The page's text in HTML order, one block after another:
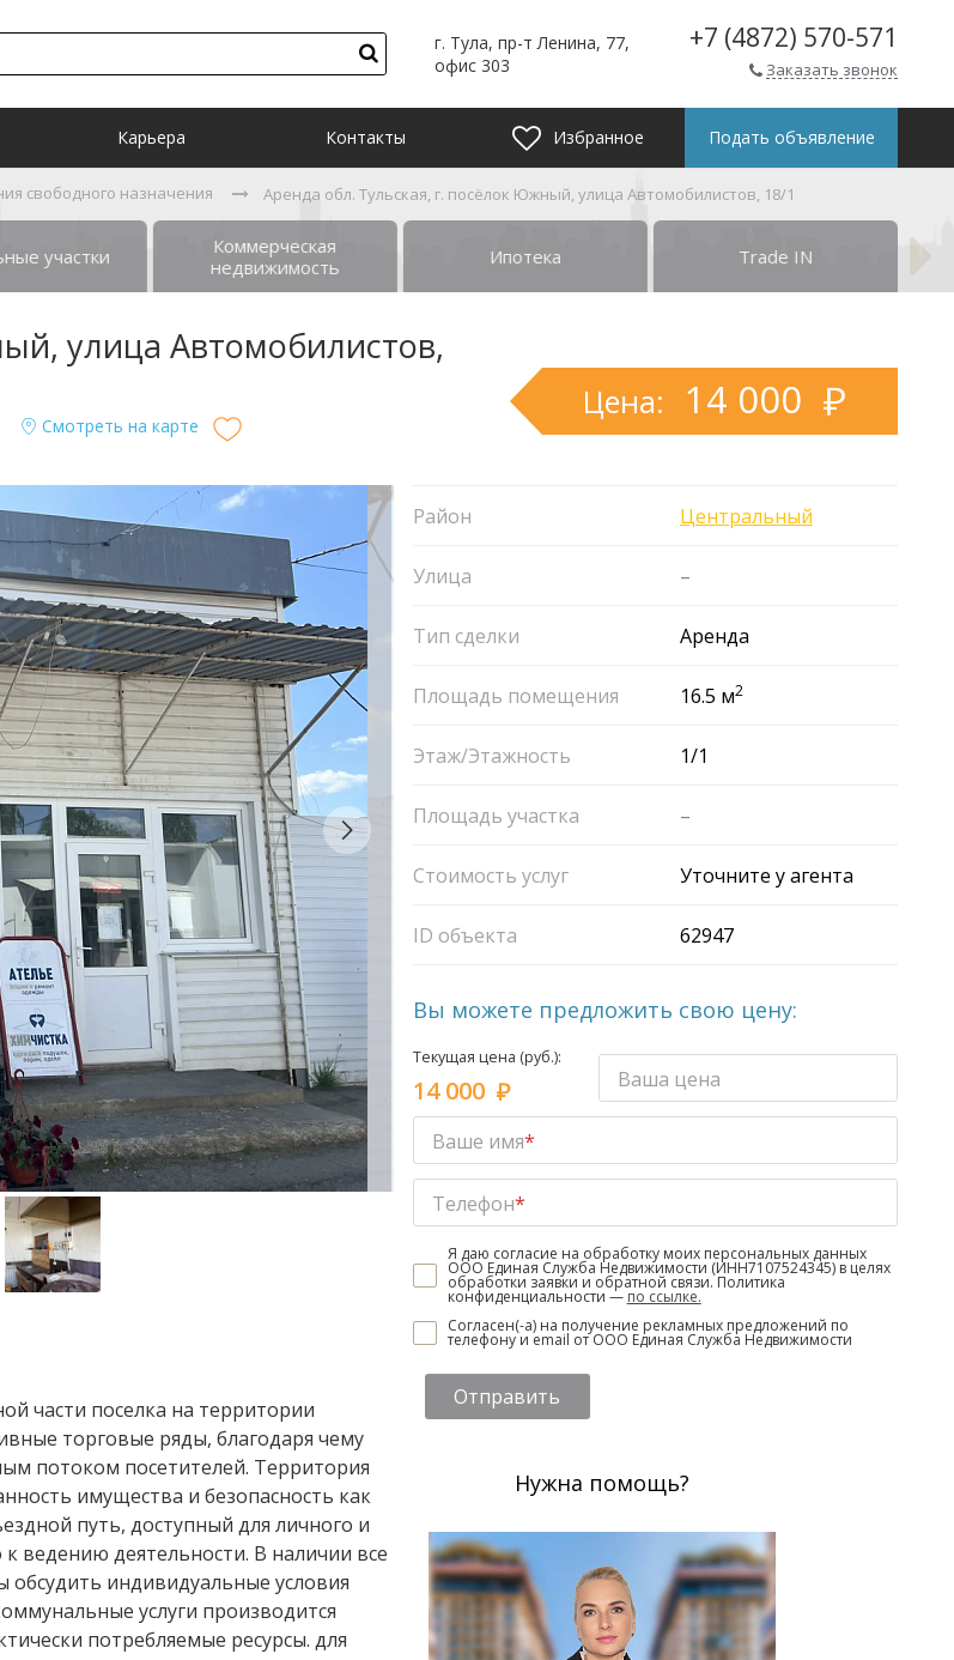
г. Тула, пр-т Ленина, 77,
офис 303
+7 (4872) 570-571
Заказать звонок
Карьера Контакты Избранное Подать объявление
свободного назначения Аренда обл. Тульская, г. посёлок Южный, улица Автомобилистов, 18/1
участки
Коммерческая
недвижимость
Ипотека Trade IN
улица Автомобилистов,
Смотреть на карте
Цена: 14 000
части поселка на территории
торговые ряды, благодаря чему
потоком посетителей. Территория
имущества и безопасность как
путь, доступный для личного и
ведению деятельности. В наличии все
индивидуальные условия
услуги производится
потребляемые ресурсы. для
Район Центральный
Улица –
Тип сделки Аренда
Площадь помещения 16.5 м2
Этаж/Этажность 1/1
Площадь участка –
Стоимость услуг Уточните у агента
ID объекта 62947
Вы можете предложить свою цену:
Текущая цена (руб.):
14 000 Ваша цена
Ваше имя*
Телефон*
Я даю согласие на обработку моих персональных данных
ООО Единая Служба Недвижимости (ИНН7107524345) в целях
обработки заявки и обратной связи. Политика
конфиденциальности — по ссылке.
Согласен(-а) на получение рекламных предложений по
телефону и email от ООО Единая Служба Недвижимости
Отправить
Нужна помощь?